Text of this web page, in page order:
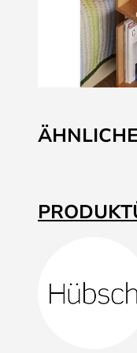
Anfang
der